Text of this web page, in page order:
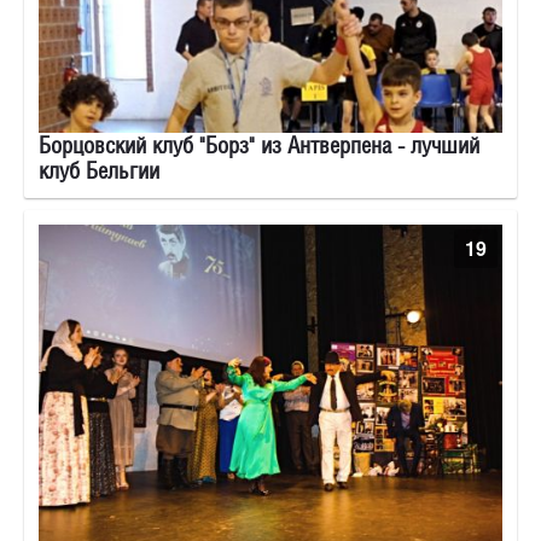
Борцовский клуб "Борз" из Антверпена - лучший
клуб Бельгии
19